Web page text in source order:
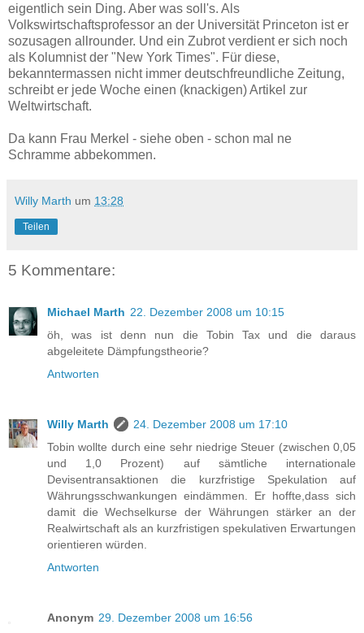
eigentlich sein Ding. Aber was soll's. Als
Volkswirtschaftsprofessor an der Universität Princeton ist er
sozusagen allrounder. Und ein Zubrot verdient er sich noch
als Kolumnist der "New York Times". Für diese,
bekanntermassen nicht immer deutschfreundliche Zeitung,
schreibt er jede Woche einen (knackigen) Artikel zur
Weltwirtschaft.
Da kann Frau Merkel - siehe oben - schon mal ne
Schramme abbekommen.
Willy Marth um 13:28
Teilen
5 Kommentare:
Michael Marth 22. Dezember 2008 um 10:15
öh, was ist denn nun die Tobin Tax und die daraus
abgeleitete Dämpfungstheorie?
Antworten
Willy Marth
24. Dezember 2008 um 17:10
Tobin wollte durch eine sehr niedrige Steuer (zwischen 0,05
und 1,0 Prozent) auf sämtliche internationale
Devisentransaktionen die kurzfristige Spekulation auf
Währungsschwankungen eindämmen. Er hoffte,dass sich
damit die Wechselkurse der Währungen stärker an der
Realwirtschaft als an kurzfristigen spekulativen Erwartungen
orientieren würden.
Antworten
Anonym 29. Dezember 2008 um 16:56